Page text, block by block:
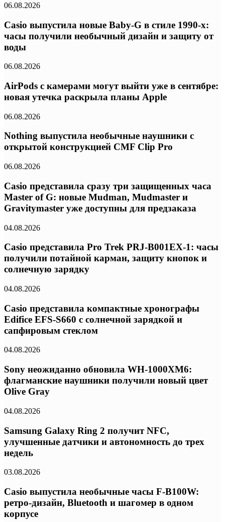
06.08.2026
Casio выпустила новые Baby-G в стиле 1990-х:
часы получили необычный дизайн и защиту от
воды
06.08.2026
AirPods с камерами могут выйти уже в сентябре:
новая утечка раскрыла планы Apple
06.08.2026
Nothing выпустила необычные наушники с
открытой конструкцией CMF Clip Pro
06.08.2026
Casio представила сразу три защищенных часа
Master of G: новые Mudman, Mudmaster и
Gravitymaster уже доступны для предзаказа
04.08.2026
Casio представила Pro Trek PRJ-B001EX-1: часы
получили потайной карман, защиту кнопок и
солнечную зарядку
04.08.2026
Casio представила компактные хронографы
Edifice EFS-S660 с солнечной зарядкой и
сапфировым стеклом
04.08.2026
Sony неожиданно обновила WH-1000XM6:
флагманские наушники получили новый цвет
Olive Gray
04.08.2026
Samsung Galaxy Ring 2 получит NFC,
улучшенные датчики и автономность до трех
недель
03.08.2026
Casio выпустила необычные часы F-B100W:
ретро-дизайн, Bluetooth и шагомер в одном
корпусе